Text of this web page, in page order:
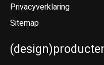
Privacyverklaring
Sitemap